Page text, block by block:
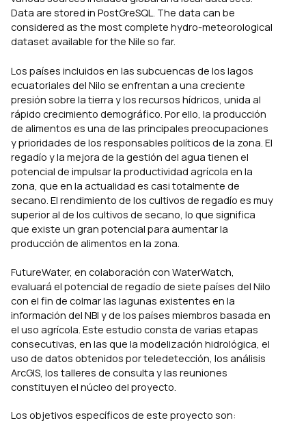
Data are stored in PostGreSQL. The data can be
considered as the most complete hydro-meteorological
dataset available for the Nile so far.
Los países incluidos en las subcuencas de los lagos
ecuatoriales del Nilo se enfrentan a una creciente
presión sobre la tierra y los recursos hídricos, unida al
rápido crecimiento demográfico. Por ello, la producción
de alimentos es una de las principales preocupaciones
y prioridades de los responsables políticos de la zona. El
regadío y la mejora de la gestión del agua tienen el
potencial de impulsar la productividad agrícola en la
zona, que en la actualidad es casi totalmente de
secano. El rendimiento de los cultivos de regadío es muy
superior al de los cultivos de secano, lo que significa
que existe un gran potencial para aumentar la
producción de alimentos en la zona.
FutureWater, en colaboración con WaterWatch,
evaluará el potencial de regadío de siete países del Nilo
con el fin de colmar las lagunas existentes en la
información del NBI y de los países miembros basada en
el uso agrícola. Este estudio consta de varias etapas
consecutivas, en las que la modelización hidrológica, el
uso de datos obtenidos por teledetección, los análisis
ArcGIS, los talleres de consulta y las reuniones
constituyen el núcleo del proyecto.
Los objetivos específicos de este proyecto son: